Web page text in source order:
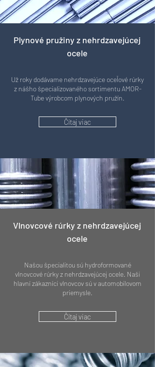
Plynové pružiny z nehrdzavejúcej
ocele
Už roky dodávame nehrdzavejúce oceľové rúrky
z nášho špecializovaného sortimentu AMOR-
Tube výrobcom plynových pružín.
Čítaj viac
Vlnovcové rúrky z nehrdzavejúcej
ocele
Našou špecialitou sú hydroformované
vlnovcové rúrky z nehrdzavejúcej ocele. Naši
hlavní zákazníci vlnovcov sú v automobilovom
priemysle.
Čítaj viac